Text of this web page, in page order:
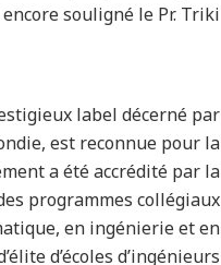
souligné le Pr. Triki.
label décerné par
est reconnue pour la
a été accrédité par la
programmes collégiaux
en ingénierie et en
d’écoles d’ingénieurs